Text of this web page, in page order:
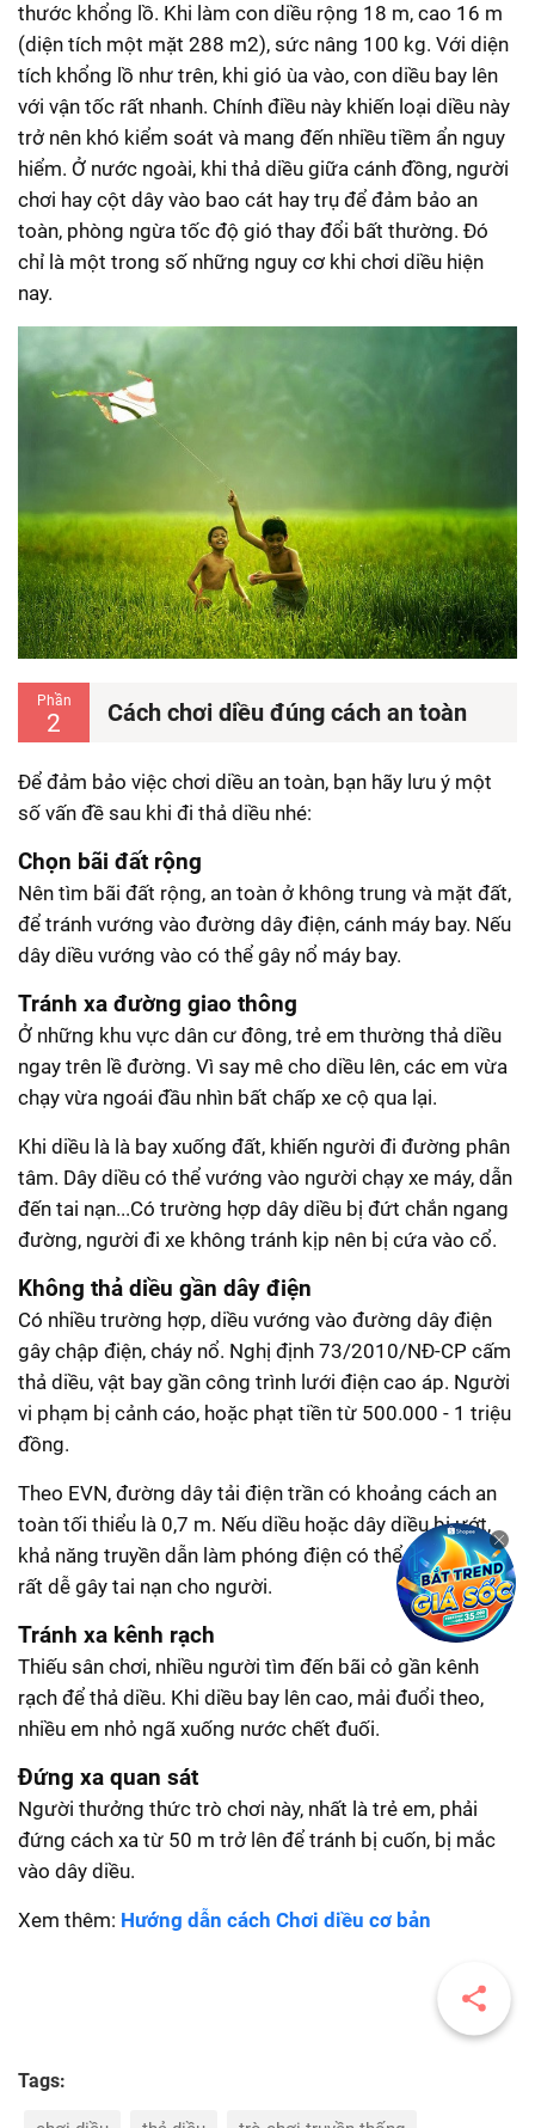
thước khổng lồ. Khi làm con diều rộng 18 m, cao 16 m
(diện tích một mặt 288 m2), sức nâng 100 kg. Với diện
tích khổng lồ như trên, khi gió ùa vào, con diều bay lên
với vận tốc rất nhanh. Chính điều này khiến loại diều này
trở nên khó kiểm soát và mang đến nhiều tiềm ẩn nguy
hiểm. Ở nước ngoài, khi thả diều giữa cánh đồng, người
chơi hay cột dây vào bao cát hay trụ để đảm bảo an
toàn, phòng ngừa tốc độ gió thay đổi bất thường. Đó
chỉ là một trong số những nguy cơ khi chơi diều hiện
nay.
Phần
2 Cách chơi diều đúng cách an toàn
Để đảm bảo việc chơi diều an toàn, bạn hãy lưu ý một
số vấn đề sau khi đi thả diều nhé:
Chọn bãi đất rộng
Nên tìm bãi đất rộng, an toàn ở không trung và mặt đất,
để tránh vướng vào đường dây điện, cánh máy bay. Nếu
dây diều vướng vào có thể gây nổ máy bay.
Tránh xa đường giao thông
Ở những khu vực dân cư đông, trẻ em thường thả diều
ngay trên lề đường. Vì say mê cho diều lên, các em vừa
chạy vừa ngoái đầu nhìn bất chấp xe cộ qua lại.
Khi diều là là bay xuống đất, khiến người đi đường phân
tâm. Dây diều có thể vướng vào người chạy xe máy, dẫn
đến tai nạn...Có trường hợp dây diều bị đứt chắn ngang
đường, người đi xe không tránh kịp nên bị cứa vào cổ.
Không thả diều gần dây điện
Có nhiều trường hợp, diều vướng vào đường dây điện
gây chập điện, cháy nổ. Nghị định 73/2010/NĐ-CP cấm
thả diều, vật bay gần công trình lưới điện cao áp. Người
vi phạm bị cảnh cáo, hoặc phạt tiền từ 500.000 - 1 triệu
đồng.
Theo EVN, đường dây tải điện trần có khoảng cách an
toàn tối thiểu là 0,7 m. Nếu diều hoặc dây diều bị ướt,
khả năng truyền dẫn làm phóng điện có thể xa hơn và
rất dễ gây tai nạn cho người.
Tránh xa kênh rạch
Thiếu sân chơi, nhiều người tìm đến bãi cỏ gần kênh
rạch để thả diều. Khi diều bay lên cao, mải đuổi theo,
nhiều em nhỏ ngã xuống nước chết đuối.
Đứng xa quan sát
Người thưởng thức trò chơi này, nhất là trẻ em, phải
đứng cách xa từ 50 m trở lên để tránh bị cuốn, bị mắc
vào dây diều.
Xem thêm: Hướng dẫn cách Chơi diều cơ bản
Tags: